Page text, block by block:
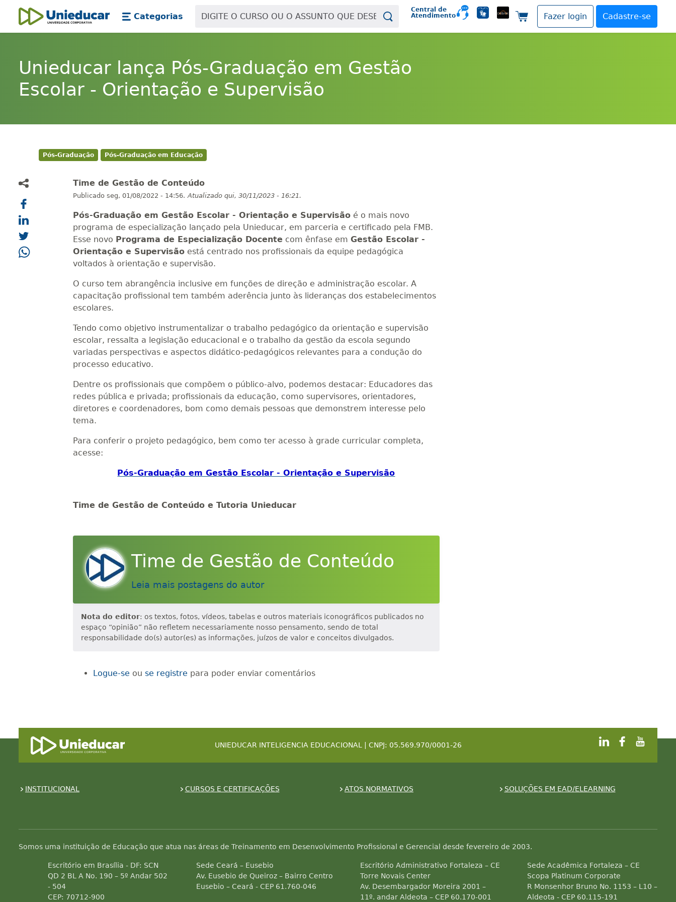
Skip main navigation
Skip to main content
Unieducar
Categorias
Central de
Atendimento
Carrinho de compras
Fazer login Cadastre-se
Unieducar lança Pós-Graduação em Gestão
Escolar - Orientação e Supervisão
Pós-Graduação Pós-Graduação em Educação
Time de Gestão de Conteúdo
Publicadoseg, 01/08/2022 - 14:56. Atualizadoqui, 30/11/2023 - 16:21.
Pós-Graduação em Gestão Escolar - Orientação e Supervisão é o mais novo
programa de especialização lançado pela Unieducar, em parceria e certificado pela FMB.
Esse novo Programa de Especialização Docente com ênfase emGestão Escolar -
Orientação e Supervisão está centrado nos profissionais da equipe pedagógica
voltados à orientação e supervisão.
O curso tem abrangência inclusive em funções de direção e administração escolar. A
capacitação profissional tem também aderência junto às lideranças dos estabelecimentos
escolares.
Tendo como objetivo instrumentalizar o trabalho pedagógico da orientação e supervisão
escolar, ressalta a legislação educacional e o trabalho da gestão da escola segundo
variadas perspectivas e aspectos didático-pedagógicos relevantes para a condução do
processo educativo.
Dentre os profissionais que compõem o público-alvo, podemos destacar: Educadores das
redes pública e privada; profissionais da educação, como supervisores, orientadores,
diretores e coordenadores, bom como demais pessoas que demonstrem interesse pelo
tema.
Para conferir o projeto pedagógico, bem como ter acesso à grade curricular completa,
acesse:
Pós-Graduação em Gestão Escolar - Orientação e Supervisão
Time de Gestão de Conteúdo e Tutoria Unieducar
Time de Gestão de Conteúdo
Leia mais postagens do autor
Nota do editor: os textos, fotos, vídeos, tabelas e outros materiais iconográficos publicados no
espaço “opinião” não refletem necessariamente nosso pensamento, sendo de total
responsabilidade do(s) autor(es) as informações, juízos de valor e conceitos divulgados.
Logue-se ouse registre para poder enviar comentários
UNIEDUCAR INTELIGENCIA EDUCACIONAL | CNPJ: 05.569.970/0001-26
INSTITUCIONAL CURSOS E CERTIFICAÇÕES ATOS NORMATIVOS SOLUÇÕES EM EAD/ELEARNING
Somos uma instituição de Educação que atua nas áreas de Treinamento em Desenvolvimento Profissional e Gerencial desde fevereiro de 2003.
Escritório em Brasília - DF: SCN
QD 2 BL A No. 190 – 5º Andar 502
- 504
CEP: 70712-900
Sede Ceará – Eusebio
Av. Eusebio de Queiroz – Bairro Centro
Eusebio – Ceará - CEP 61.760-046
Escritório Administrativo Fortaleza – CE
Torre Novais Center
Av. Desembargador Moreira 2001 –
11º. andar Aldeota – CEP 60.170-001
Sede Acadêmica Fortaleza – CE
Scopa Platinum Corporate
R Monsenhor Bruno No. 1153 – L10 –
Aldeota - CEP 60.115-191